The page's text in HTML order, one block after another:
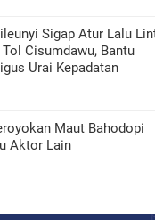
Sigap Atur Lalu
Cisumdawu, Bantu
Urai Kepadatan
Maut Bahodopi
Aktor Lain